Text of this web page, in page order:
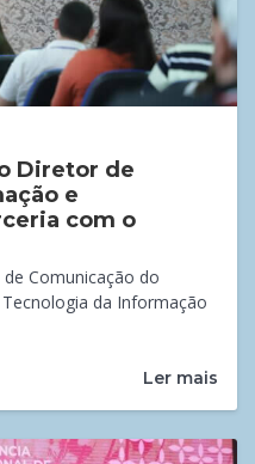
Diretor de
e
com o
Comunicação do
da Informação
Ler mais